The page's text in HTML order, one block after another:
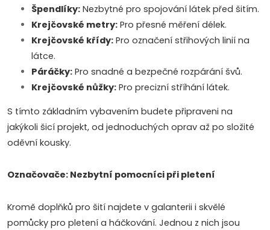
o
l
s
Špendlíky: Nezbytné pro spojování látek před šitím.
Krejčovské metry: Pro přesné měření délek.
Krejčovské křídy: Pro označení střihových linií na
látce.
Páráčky: Pro snadné a bezpečné rozpárání švů.
Krejčovské nůžky: Pro precizní stříhání látek.
S tímto základním vybavením budete připraveni na
jakýkoli šicí projekt, od jednoduchých oprav až po složité
oděvní kousky.
Označovače: Nezbytní pomocníci při pletení
Kromě doplňků pro šití najdete v galanterii i skvělé
pomůcky pro pletení a háčkování. Jednou z nich jsou